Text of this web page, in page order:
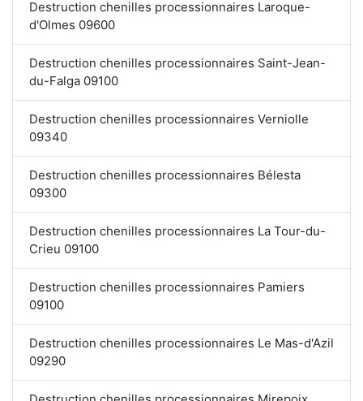
Destruction chenilles processionnaires Laroque-
d'Olmes 09600
Destruction chenilles processionnaires Saint-Jean-
du-Falga 09100
Destruction chenilles processionnaires Verniolle
09340
Destruction chenilles processionnaires Bélesta
09300
Destruction chenilles processionnaires La Tour-du-
Crieu 09100
Destruction chenilles processionnaires Pamiers
09100
Destruction chenilles processionnaires Le Mas-d'Azil
09290